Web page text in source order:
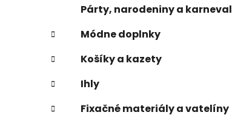
Párty, narodeniny a karneval
Módne doplnky
Košíky a kazety
Ihly
Fixačné materiály a vatelíny